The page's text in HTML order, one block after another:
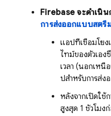
Firebase จะดำเนิ
การส่งออกแบบสตรี
แอปที่เชื่อมโยง
ไทม์ของตัวเอ
เวลา (นอกเหนื
ปสำหรับการส่ง
หลังจากเปิดใช้
สูงสุด 1 ชั่วโมง